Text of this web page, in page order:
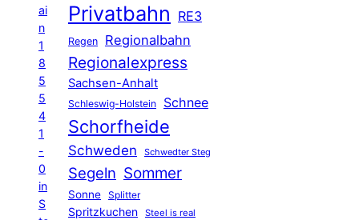
ai
n
1
8
5
5
4
1
-
0
in
S
Privatbahn RE3
Regen Regionalbahn
Regionalexpress
Sachsen-Anhalt
Schleswig-Holstein Schnee
Schorfheide
Schweden Schwedter Steg
Segeln Sommer
Sonne Splitter
Spritzkuchen Steel is real